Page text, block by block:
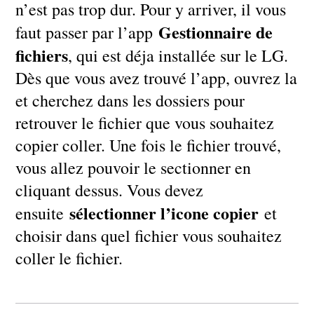
n’est pas trop dur. Pour y arriver, il vous
faut passer par l’app Gestionnaire de
fichiers, qui est déja installée sur le LG.
Dès que vous avez trouvé l’app, ouvrez la
et cherchez dans les dossiers pour
retrouver le fichier que vous souhaitez
copier coller. Une fois le fichier trouvé,
vous allez pouvoir le sectionner en
cliquant dessus. Vous devez
ensuitesélectionner l’icone copier et
choisir dans quel fichier vous souhaitez
coller le fichier.